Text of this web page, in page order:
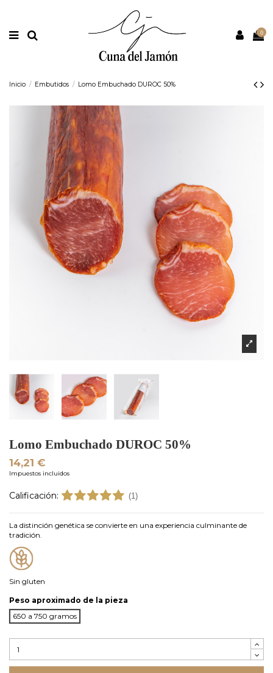
web
accesibilidad.
0
Inicio Embutidos Lomo Embuchado DUROC 50%
Lomo Embuchado DUROC 50%
14,21 €
Impuestos incluidos
Calificación: (1)
La distinción genética se convierte en una experiencia culminante de
tradición.
Sin gluten
Peso aproximado de la pieza
650 a 750 gramos